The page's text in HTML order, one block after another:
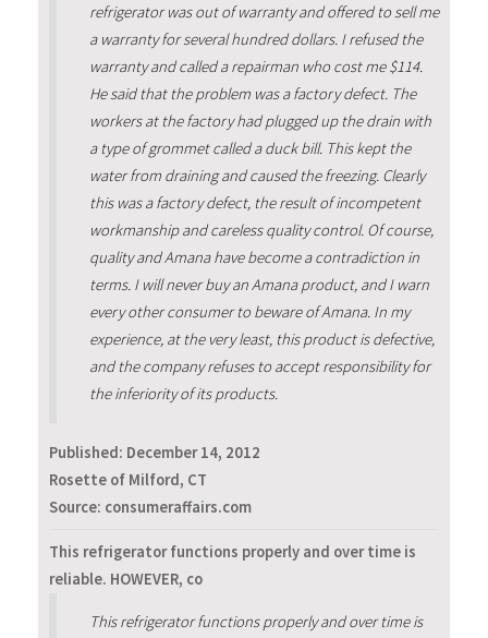
refrigerator was out of warranty and offered to sell me
a warranty for several hundred dollars. I refused the
warranty and called a repairman who cost me $114.
He said that the problem was a factory defect. The
workers at the factory had plugged up the drain with
a type of grommet called a duck bill. This kept the
water from draining and caused the freezing. Clearly
this was a factory defect, the result of incompetent
workmanship and careless quality control. Of course,
quality and Amana have become a contradiction in
terms. I will never buy an Amana product, and I warn
every other consumer to beware of Amana. In my
experience, at the very least, this product is defective,
and the company refuses to accept responsibility for
the inferiority of its products.
Published: December 14, 2012
Rosette of Milford, CT
Source: consumeraffairs.com
This refrigerator functions properly and over time is
reliable. HOWEVER, co
This refrigerator functions properly and over time is